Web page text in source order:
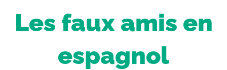
Les faux amis en
espagnol